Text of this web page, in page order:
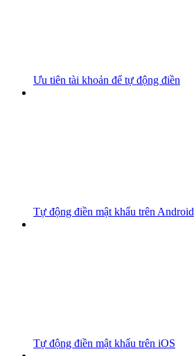
Ưu tiên tài khoản để tự động điền
Tự động điền mật khẩu trên Android
Tự động điền mật khẩu trên iOS